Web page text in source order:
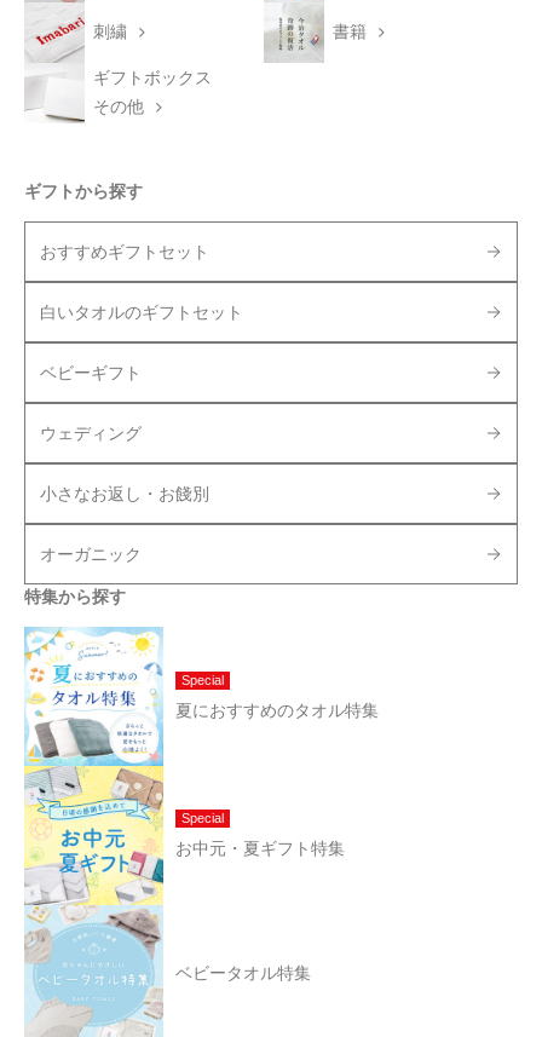
刺繍 書籍
ギフトボックス
その他
ギフトから探す
おすすめギフトセット
白いタオルのギフトセット
ベビーギフト
ウェディング
小さなお返し・お餞別
オーガニック
特集から探す
Special
夏におすすめのタオル特集
Special
お中元・夏ギフト特集
ベビータオル特集